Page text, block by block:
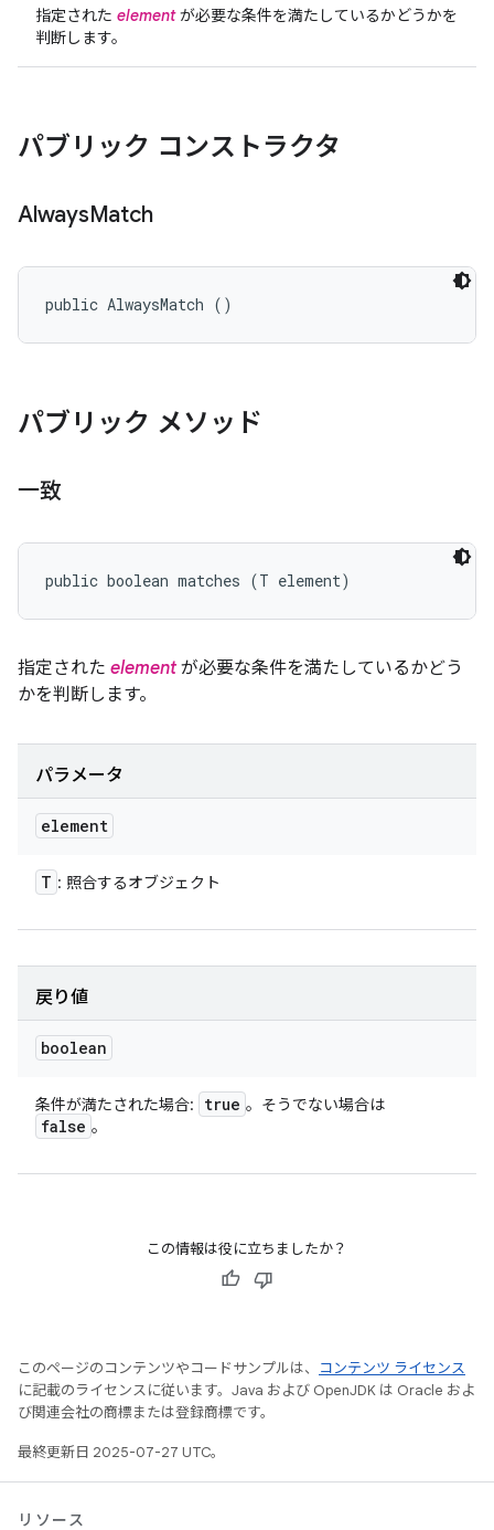
指定された elementが必要な条件を満たしているかどうかを
判断します。
パブリック コンストラクタ
AlwaysMatch
public AlwaysMatch ()
パブリック メソッド
一致
public boolean matches (T element)
指定された elementが必要な条件を満たしているかどう
かを判断します。
パラメータ
element
T : 照合するオブジェクト
戻り値
boolean
条件が満たされた場合: true 。そうでない場合は
false 。
この情報は役に立ちましたか？
このページのコンテンツやコードサンプルは、
コンテンツ ライセンス
に記載のライセンスに従います。Java および OpenJDK は Oracle およ
び関連会社の商標または登録商標です。
最終更新日 2025-07-27 UTC。
リソース